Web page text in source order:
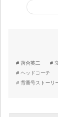
思いはあっ
落合英二
ヘッドコーチ
背番号ストーリ